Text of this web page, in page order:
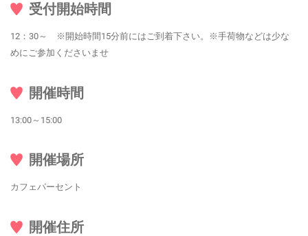
受付開始時間
12：30～ ※開始時間15分前にはご到着下さい。※手荷物などは少な
めにご参加くださいませ
開催時間
13:00～15:00
開催場所
カフェパーセント
開催住所